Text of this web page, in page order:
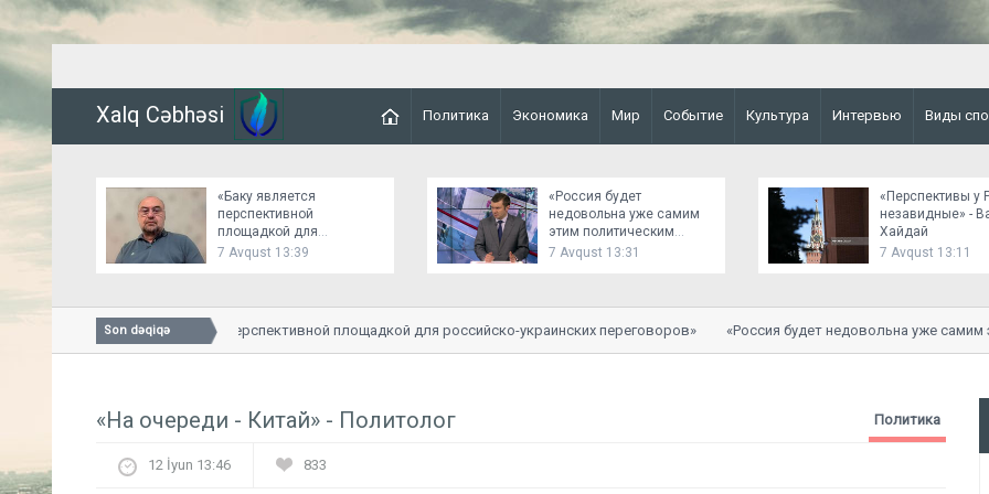
Xalq Cəbhəsi Политика Экономика Мир Событие Культура Интервью Виды
«Баку является
перспективной
площадкой для
российско-украинских
7 Avqust 13:39
«Россия будет
недовольна уже самим
этим политическим
сигналом»
7 Avqust 13:31
«Перспективы у
незавидные» -
Хайдай
7 Avqust 13:11
Son dəqiqə
«Баку является перспективной площадкой для российско-украинских переговоров» «Россия будет недовольна уже самим
«На очереди - Китай» - Политолог Политика
12 İyun 13:46 833